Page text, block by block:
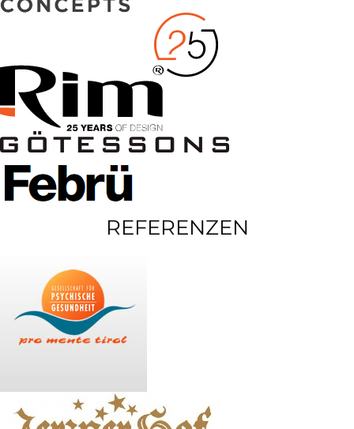
REFERENZEN